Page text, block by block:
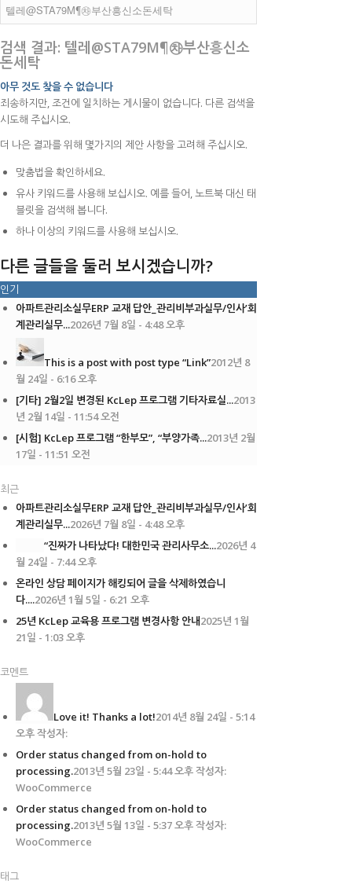
검색 결과: 텔레@STA79M¶㉷부산흥신소
돈세탁
아무 것도 찾을 수 없습니다
죄송하지만, 조건에 일치하는 게시물이 없습니다. 다른 검색을
시도해 주십시오.
더 나은 결과를 위해 몇가지의 제안 사항을 고려해 주십시오.
맞춤법을 확인하세요.
유사 키워드를 사용해 보십시오. 예를 들어, 노트북 대신 태
블릿을 검색해 봅니다.
하나 이상의 키워드를 사용해 보십시오.
다른 글들을 둘러 보시겠습니까?
인기
아파트관리소실무ERP 교재 답안_관리비부과실무/인사’회
계관리실무...2026년 7월 8일 - 4:48 오후
This is a post with post type “Link”2012년 8
월 24일 - 6:16 오후
[기타] 2월2일 변경된 KcLep 프로그램 기타자료실...2013
년 2월 14일 - 11:54 오전
[시험] KcLep 프로그램 “한부모”, “부양가족...2013년 2월
17일 - 11:51 오전
최근
아파트관리소실무ERP 교재 답안_관리비부과실무/인사’회
계관리실무...2026년 7월 8일 - 4:48 오후
“진짜가 나타났다! 대한민국 관리사무소...2026년 4
월 24일 - 7:44 오후
온라인 상담 페이지가 해킹되어 글을 삭제하였습니
다....2026년 1월 5일 - 6:21 오후
25년 KcLep 교육용 프로그램 변경사항 안내2025년 1월
21일 - 1:03 오후
코멘트
Love it! Thanks a lot!2014년 8월 24일 - 5:14
오후 작성자:
Order status changed from on-hold to
processing.2013년 5월 23일 - 5:44 오후 작성자:
WooCommerce
Order status changed from on-hold to
processing.2013년 5월 13일 - 5:37 오후 작성자:
WooCommerce
태그